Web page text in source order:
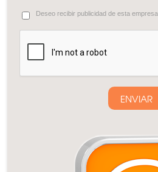
Deseo recibir publicidad de esta empresa
ENVIAR